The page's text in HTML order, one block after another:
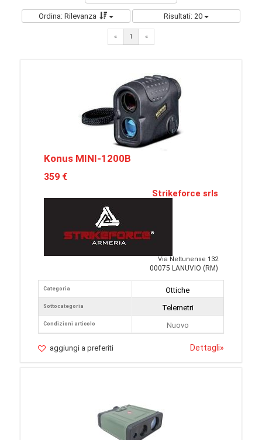
Ordina: Rilevanza Risultati: 20
« 1 «
Konus MINI-1200B
359 €
Strikeforce srls
Via Nettunense 132
00075 LANUVIO (RM)
Categoria
Sottocategoria
Condizioni articolo
Ottiche
Telemetri
Nuovo
aggiungi a preferiti Dettagli»